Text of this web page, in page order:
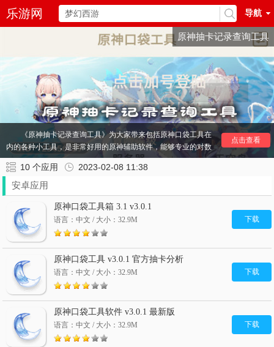
乐游网 导航
原神抽卡记录查询工具
《原神抽卡记录查询工具》为大家带来包括原神口袋工具在
内的各种小工具，是非常好用的原神辅助软件，能够专业的对数
据进行分析，还能够轻松的对抽卡记录进行查询。快来下载吧！
其他 原神推荐：
原神口袋工具
原神愿望模拟器
类似于原神的开放世界手游
应急食物app
原神辅助器
点击查看
10 个应用 2023-02-08 11:38
安卓应用
原神口袋工具箱 3.1 v3.0.1
语言：中文 / 大小：32.9M 下载
原神口袋工具 v3.0.1 官方抽卡分析
语言：中文 / 大小：32.9M 下载
原神口袋工具软件 v3.0.1 最新版
语言：中文 / 大小：32.9M 下载